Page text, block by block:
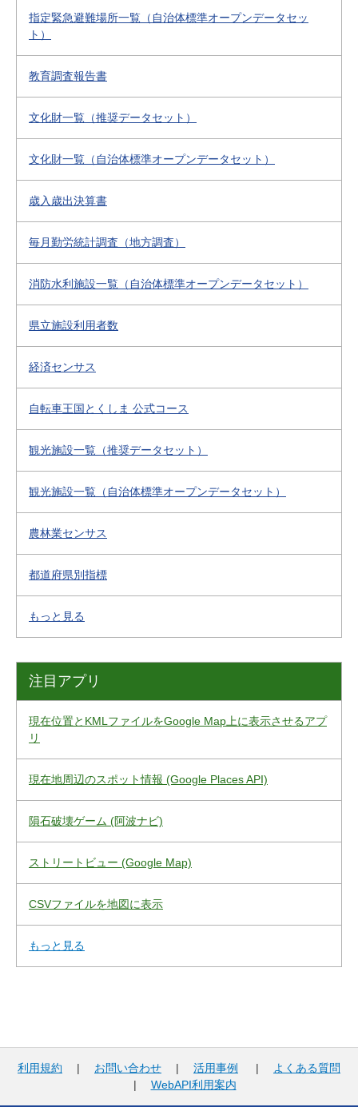
指定緊急避難場所一覧（自治体標準オープンデータセッ
ト）
教育調査報告書
文化財一覧（推奨データセット）
文化財一覧（自治体標準オープンデータセット）
歳入歳出決算書
毎月勤労統計調査（地方調査）
消防水利施設一覧（自治体標準オープンデータセット）
県立施設利用者数
経済センサス
自転車王国とくしま 公式コース
観光施設一覧（推奨データセット）
観光施設一覧（自治体標準オープンデータセット）
農林業センサス
都道府県別指標
もっと見る
注目アプリ
現在位置とKMLファイルをGoogle Map上に表示させるアプ
リ
現在地周辺のスポット情報 (Google Places API)
隕石破壊ゲーム (阿波ナビ)
ストリートビュー (Google Map)
CSVファイルを地図に表示
もっと見る
利用規約 | お問い合わせ | 活用事例 |
よくある質問
| WebAPI利用案内